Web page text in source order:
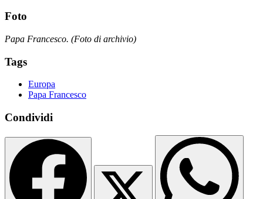
Foto
Papa Francesco. (Foto di archivio)
Tags
Europa
Papa Francesco
Condividi